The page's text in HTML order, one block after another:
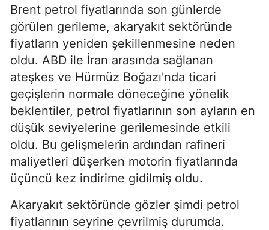
Brent petrol fiyatlarında son günlerde
görülen gerileme, akaryakıt sektöründe
fiyatların yeniden şekillenmesine neden
oldu. ABD ile İran arasında sağlanan
ateşkes ve Hürmüz Boğazı'nda ticari
geçişlerin normale döneceğine yönelik
beklentiler, petrol fiyatlarının son ayların en
düşük seviyelerine gerilemesinde etkili
oldu. Bu gelişmelerin ardından rafineri
maliyetleri düşerken motorin fiyatlarında
üçüncü kez indirime gidilmiş oldu.
Akaryakıt sektöründe gözler şimdi petrol
fiyatlarının seyrine çevrilmiş durumda.